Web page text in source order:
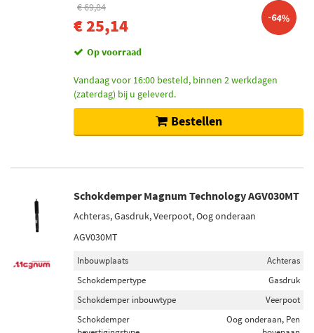
€ 69,84
€ 25,14 -64%
Op voorraad
Vandaag voor 16:00 besteld, binnen 2 werkdagen
(zaterdag) bij u geleverd.
Bestellen
Schokdemper Magnum Technology AGV030MT
Achteras, Gasdruk, Veerpoot, Oog onderaan
AGV030MT
Inbouwplaats
Achteras
Schokdempertype
Gasdruk
Schokdemper inbouwtype
Veerpoot
Schokdemper
Oog onderaan, Pen